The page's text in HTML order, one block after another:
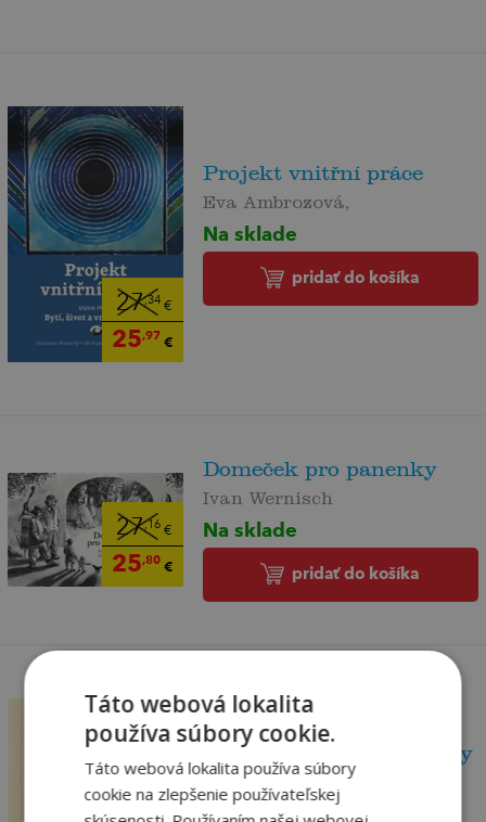
27,34€
25,97 €
Projekt vnitřní práce
Eva Ambrozová,
Na sklade
pridať do košíka
27,16€
25,80€
Domeček pro panenky
Ivan Wernisch
Na sklade
pridať do košíka
Tvary a podoby - Kapitoly
z eidetické...
Neubauer Zdeněk
Táto webová lokalita
používa súbory cookie.
Táto webová lokalita používa súbory
cookie na zlepšenie používateľskej